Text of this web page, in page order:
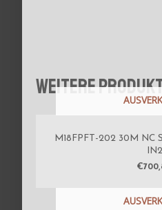
Weitere
M18FPFT-202 30M NC
IN2
€